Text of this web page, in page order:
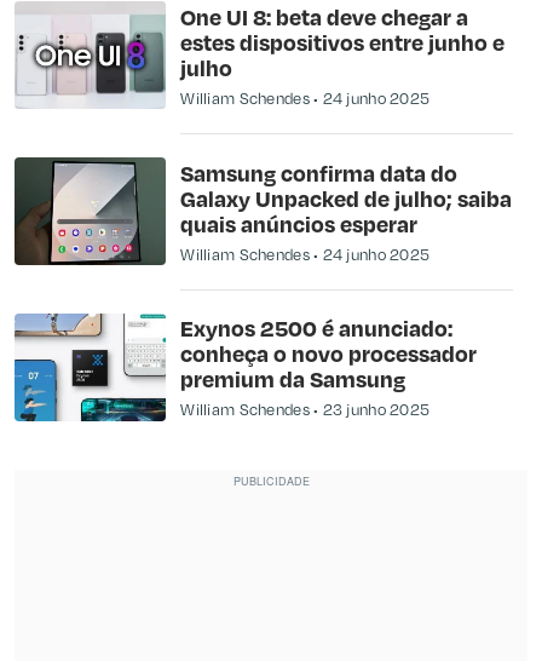
One UI 8: beta deve chegar a
estes dispositivos entre junho e
julho
William Schendes 24 junho 2025
Samsung confirma data do
Galaxy Unpacked de julho; saiba
quais anúncios esperar
William Schendes 24 junho 2025
Exynos 2500 é anunciado:
conheça o novo processador
premium da Samsung
William Schendes 23 junho 2025